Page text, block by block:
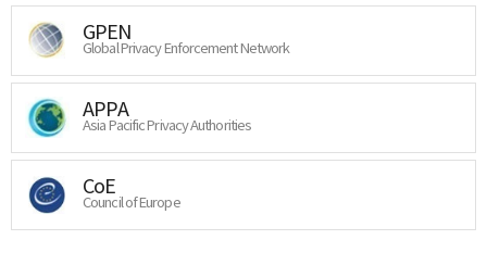
GPEN
Global Privacy Enforcement Network
APPA
Asia Pacific Privacy Authorities
CoE
Council of Europe